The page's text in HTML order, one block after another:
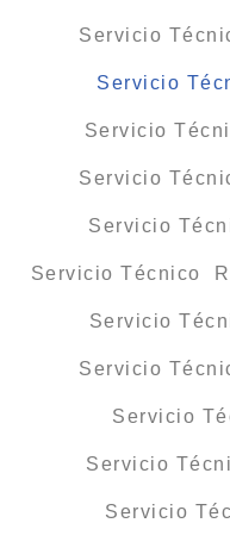
Servicio
Servicio
Servicio
Servicio
Servicio
Servicio Técnico
Servicio
Servicio
Servicio
Servicio
Servicio